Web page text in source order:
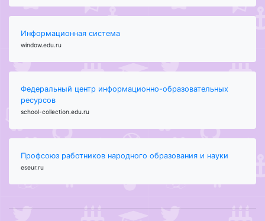
Информационная система
window.edu.ru
Федеральный центр информационно-образовательных
ресурсов
school-collection.edu.ru
Профсоюз работников народного образования и науки
eseur.ru